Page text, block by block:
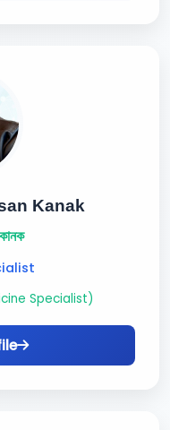
Kanak
Specialist)